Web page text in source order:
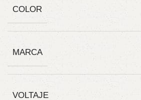
COLOR
MARCA
VOLTAJE